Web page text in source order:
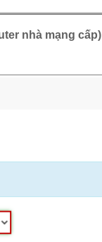
nhà mạng cấp)